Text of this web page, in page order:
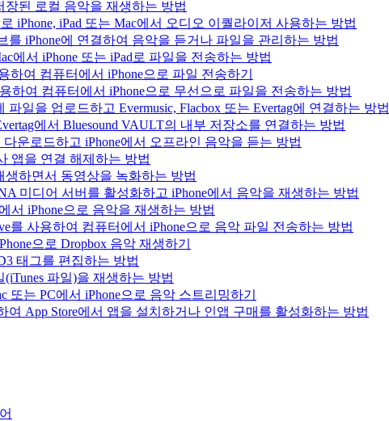
장된 로컬 음악을 재생하는 방법
로 iPhone, iPad 또는 Mac에서 오디오 이퀄라이저 사용하는 방법
를 iPhone에 연결하여 음악을 듣거나 파일을 관리하는 방법
에서 iPhone 또는 iPad로 파일을 전송하는 방법
하여 컴퓨터에서 iPhone으로 파일 전송하기
하여 컴퓨터에서 iPhone으로 무선으로 파일을 전송하는 방법
파일을 업로드하고 Evermusic, Flacbox 또는 Evertag에 연결하는 방법
에서 Bluesound VAULT의 내부 저장소를 연결하는 방법
다운로드하고 iPhone에서 오프라인 음악을 듣는 방법
앱을 연결 해제하는 방법
생하면서 동영상을 녹화하는 방법
미디어 서버를 활성화하고 iPhone에서 음악을 재생하는 방법
서 iPhone으로 음악을 재생하는 방법
를 사용하여 컴퓨터에서 iPhone으로 음악 파일 전송하는 방법
으로 Dropbox 음악 재생하기
태그를 편집하는 방법
(iTunes 파일)을 재생하는 방법
또는 PC에서 iPhone으로 음악 스트리밍하기
여 App Store에서 앱을 설치하거나 인앱 구매를 활성화하는 방법